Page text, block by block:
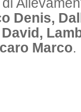
Denis,
Marco.